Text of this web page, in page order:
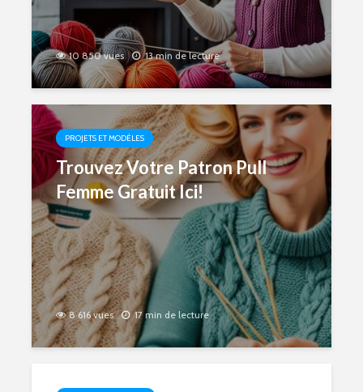
10 850 vues 13 min de lecture
PROJETS ET MODÈLES
Trouvez Votre Patron Pull
Femme Gratuit Ici!
8 616 vues 17 min de lecture